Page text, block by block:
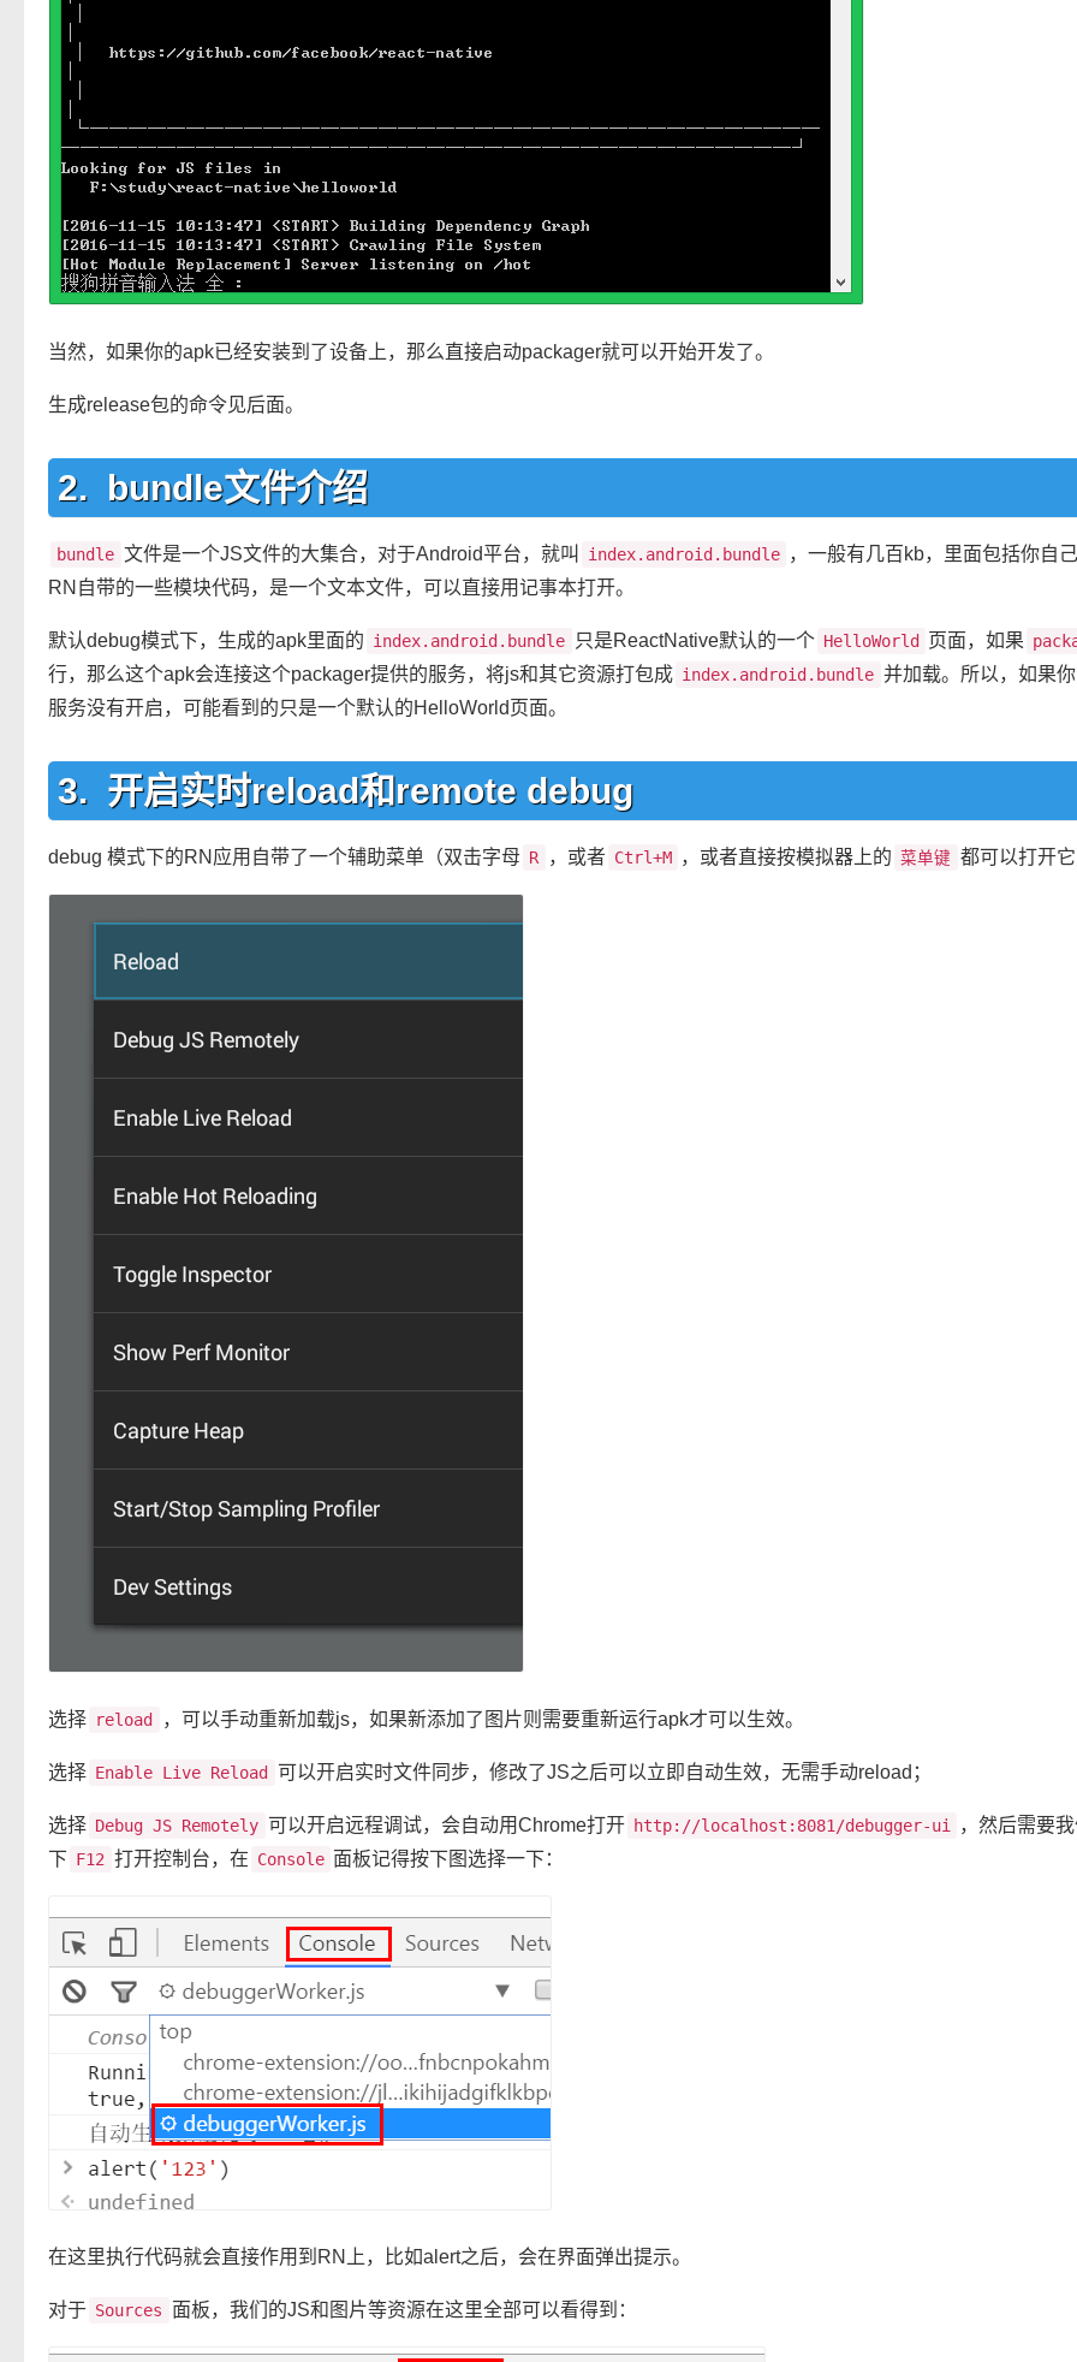
当然，如果你的apk已经安装到了设备上，那么直接启动packager就可以开始开发了。
生成release包的命令见后面。
bundle文件介绍
bundle 文件是一个JS文件的大集合，对于Android平台，就叫 index.android.bundle ，一般有几百kb，里面包括你自
RN自带的一些模块代码，是一个文本文件，可以直接用记事本打开。
默认debug模式下，生成的apk里面的 index.android.bundle 只是ReactNative默认的一个 HelloWorld 页面，如果
行，那么这个apk会连接这个packager提供的服务，将js和其它资源打包成 index.android.bundle 并加载。所以，如果
服务没有开启，可能看到的只是一个默认的HelloWorld页面。
开启实时reload和remote debug
debug 模式下的RN应用自带了一个辅助菜单（双击字母 R ，或者 Ctrl+M ，或者直接按模拟器上的 菜单键 都可以打开
选择 reload ，可以手动重新加载js，如果新添加了图片则需要重新运行apk才可以生效。
选择 Enable Live Reload 可以开启实时文件同步，修改了JS之后可以立即自动生效，无需手动reload；
选择 Debug JS Remotely 可以开启远程调试，会自动用Chrome打开 http://localhost:8081/debugger-ui
，然后需要
下 F12 打开控制台，在 Console 面板记得按下图选择一下：
在这里执行代码就会直接作用到RN上，比如alert之后，会在界面弹出提示。
对于 Sources 面板，我们的JS和图片等资源在这里全部可以看得到：